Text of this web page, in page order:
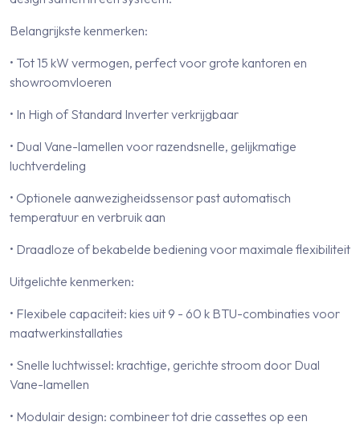
Belangrijkste kenmerken:
• Tot 15 kW vermogen, perfect voor grote kantoren en
showroomvloeren
• In High of Standard Inverter verkrijgbaar
• Dual Vane-lamellen voor razendsnelle, gelijkmatige
luchtverdeling
• Optionele aanwezigheidssensor past automatisch
temperatuur en verbruik aan
• Draadloze of bekabelde bediening voor maximale flexibiliteit
Uitgelichte kenmerken:
• Flexibele capaciteit: kies uit 9 - 60 k BTU-combinaties voor
maatwerkinstallaties
• Snelle luchtwissel: krachtige, gerichte stroom door Dual
Vane-lamellen
• Modulair design: combineer tot drie cassettes op een